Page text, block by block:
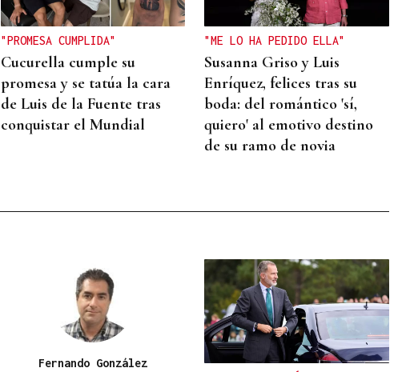
"PROMESA CUMPLIDA"
Cucurella cumple su
promesa y se tatúa la cara
de Luis de la Fuente tras
conquistar el Mundial
"ME LO HA PEDIDO ELLA"
Susanna Griso y Luis
Enríquez, felices tras su
boda: del romántico 'sí,
quiero' al emotivo destino
de su ramo de novia
Fernando González